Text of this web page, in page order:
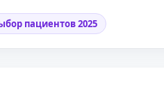
пациентов 2025